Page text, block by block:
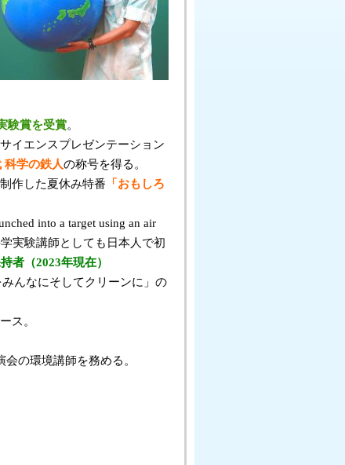
験賞を受賞。
イエンスプレゼンテーション
科学の鉄人の称号を得る。
作した夏休み特番 「おもしろ
into a target using an air
実験講師としても日本人で初
者（2023年現在）
んなにそしてクリーンに」の
ス。
の環境講師を務める。